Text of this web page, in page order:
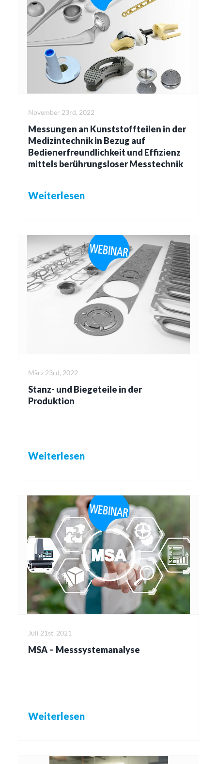
Messungen an Kunststoffteilen in der
Medizintechnik in Bezug auf
Bedienerfreundlichkeit und Effizienz
mittels berührungsloser Messtechnik
November 23rd, 2022
Weiterlesen
Stanz- und Biegeteile in der
Produktion
März 23rd, 2022
Weiterlesen
MSA – Messsystemanalyse
Juli 21st, 2021
Weiterlesen